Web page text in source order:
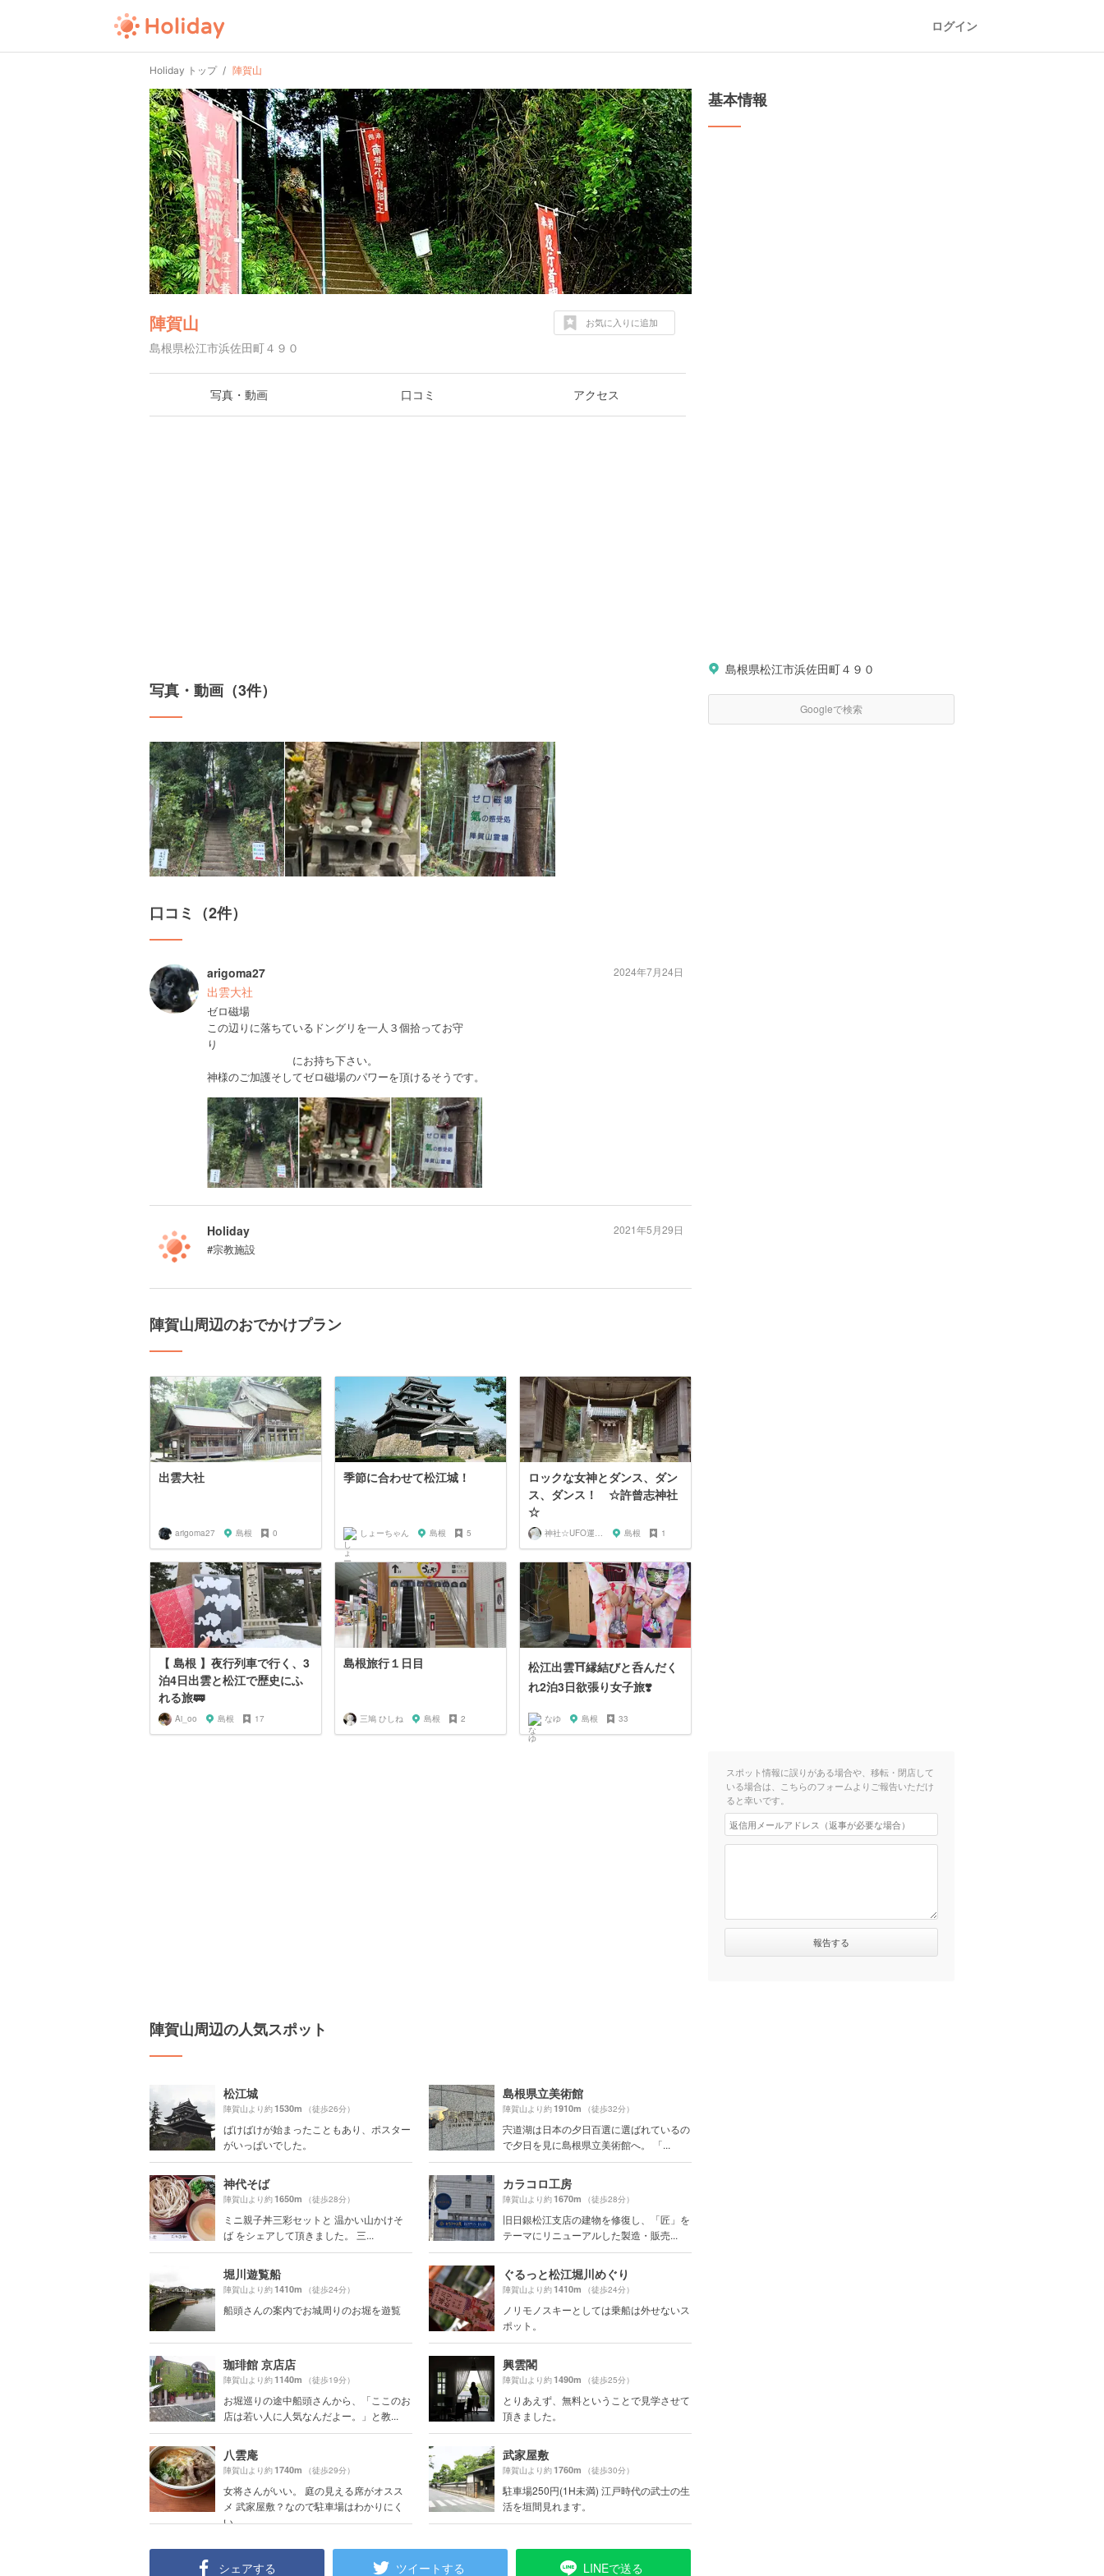
ログイン
Holiday トップ 陣賀山
陣賀山
島根県松江市浜佐田町４９０
お気に入りに追加
写真・動画 口コミ アクセス
写真・動画（3件）
口コミ（2件）
arigoma27
出雲大社
ゼロ磁場
この辺りに落ちているドングリを一人３個拾ってお守
り
にお持ち下さい。
神様のご加護そしてゼロ磁場のパワーを頂けるそうです。
2024年7月24日
Holiday
#宗教施設
2021年5月29日
陣賀山周辺のおでかけプラン
出雲大社
arigoma27 島根 0
季節に合わせて松江城！
しょーちゃん 島根 5
ロックな女神とダンス、ダン
ス、ダンス！ ☆許曾志神社
☆
神社☆UFO運航管理局 島根 1
【 島根 】夜行列車で行く、3
泊4日出雲と松江で歴史にふ
れる旅🚃
Ai_oo 島根 17
島根旅行１日目
三鳩 ひしね 島根 2
松江出雲⛩縁結びと呑んだく
れ2泊3日欲張り女子旅❣️
なゆ 島根 33
陣賀山周辺の人気スポット
松江城
陣賀山より約1530m （徒歩26分）
ばけばけが始まったこともあり、ポスター
がいっぱいでした。
島根県立美術館
陣賀山より約1910m （徒歩32分）
宍道湖は日本の夕日百選に選ばれているの
で夕日を見に島根県立美術館へ。 「...
神代そば
陣賀山より約1650m （徒歩28分）
ミニ親子丼三彩セットと 温かい山かけそ
ば をシェアして頂きました。 三...
カラコロ工房
陣賀山より約1670m （徒歩28分）
旧日銀松江支店の建物を修復し、「匠」を
テーマにリニューアルした製造・販売...
堀川遊覧船
陣賀山より約1410m （徒歩24分）
船頭さんの案内でお城周りのお堀を遊覧
ぐるっと松江堀川めぐり
陣賀山より約1410m （徒歩24分）
ノリモノスキーとしては乗船は外せないス
ポット。
珈琲館 京店店
陣賀山より約1140m （徒歩19分）
お堀巡りの途中船頭さんから、「ここのお
店は若い人に人気なんだよー。」と教...
興雲閣
陣賀山より約1490m （徒歩25分）
とりあえず、無料ということで見学させて
頂きました。
八雲庵
陣賀山より約1740m （徒歩29分）
女将さんがいい。 庭の見える席がオスス
メ 武家屋敷？なので駐車場はわかりにく
い
武家屋敷
陣賀山より約1760m （徒歩30分）
駐車場250円(1H未満) 江戸時代の武士の生
活を垣間見れます。
シェアする ツイートする LINEで送る
基本情報
島根県松江市浜佐田町４９０
Googleで検索
スポット情報に誤りがある場合や、移転・閉店して
いる場合は、こちらのフォームよりご報告いただけ
ると幸いです。